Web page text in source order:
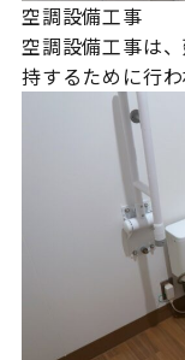
空調設備工事
空調設備工事は
持するために行わ